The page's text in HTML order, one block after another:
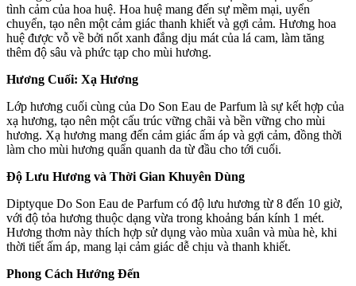
tình cảm của hoa huệ. Hoa huệ mang đến sự mềm mại, uyển
chuyển, tạo nên một cảm giác thanh khiết và gợi cảm. Hương hoa
huệ được vỗ về bởi nốt xanh đắng dịu mát của lá cam, làm tăng
thêm độ sâu và phức tạp cho mùi hương.
Hương Cuối: Xạ Hương
Lớp hương cuối cùng của Do Son Eau de Parfum là sự kết hợp của
xạ hương, tạo nên một cấu trúc vững chãi và bền vững cho mùi
hương. Xạ hương mang đến cảm giác ấm áp và gợi cảm, đồng thời
làm cho mùi hương quẩn quanh da từ đầu cho tới cuối.
Độ Lưu Hương và Thời Gian Khuyên Dùng
Diptyque Do Son Eau de Parfum có độ lưu hương từ 8 đến 10 giờ,
với độ tỏa hương thuộc dạng vừa trong khoảng bán kính 1 mét.
Hương thơm này thích hợp sử dụng vào mùa xuân và mùa hè, khi
thời tiết ấm áp, mang lại cảm giác dễ chịu và thanh khiết.
Phong Cách Hướng Đến